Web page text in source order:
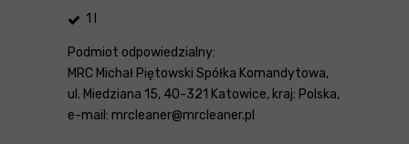
1 l
Podmiot odpowiedzialny:
MRC Michał Piętowski Spółka Komandytowa,
ul. Miedziana 15, 40-321 Katowice, kraj: Polska,
e-mail: mrcleaner@mrcleaner.pl